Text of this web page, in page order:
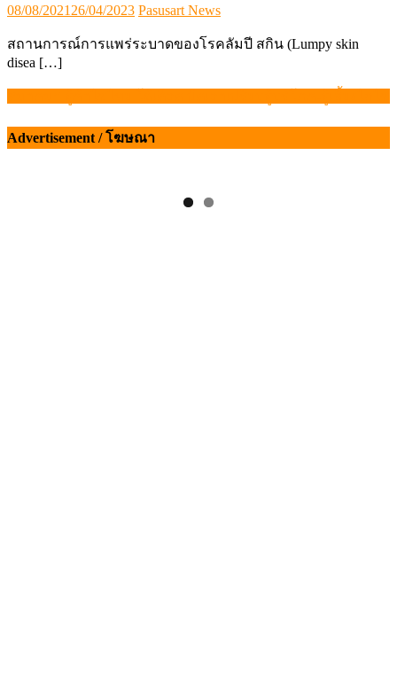
Posted
08/08/202126/04/2023 Author
Pasusart News
สถานการณ์การแพร่ระบาดของโรคลัมปี สกิน (Lumpy skin
disea […]
แนะแนว
เรื่อง
Advertisement / โฆษณา